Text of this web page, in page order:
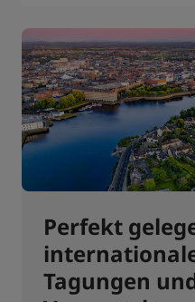
Perfekt
Tagungen